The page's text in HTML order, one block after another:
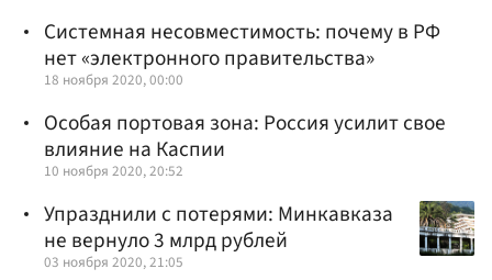
Системная несовместимость: почему в РФ
нет «электронного правительства»
18 ноября 2020, 00:00
Особая портовая зона: Россия усилит свое
влияние на Каспии
10 ноября 2020, 20:52
Упразднили с потерями: Минкавказа
не вернуло 3 млрд рублей
03 ноября 2020, 21:05